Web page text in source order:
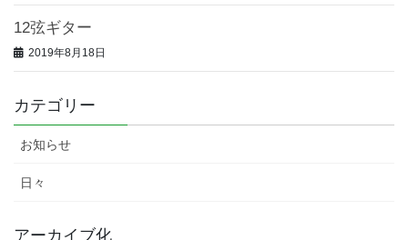
12弦ギター
2019年8月18日
カテゴリー
お知らせ
日々
アーカイブ化